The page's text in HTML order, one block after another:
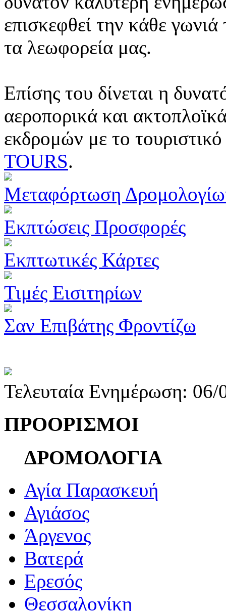
επισκεφθεί την κάθε
τα λεωφορεία μας.
Επίσης του δίνεται η
αεροπορικά και
εκδρομών με το
TOURS.
Μεταφόρτωση
Εκπτώσεις Προσφορές
Εκπτωτικές Κάρτες
Τιμές Εισιτηρίων
Σαν Επιβάτης Φροντίζω
Τελευταία Ενημέρωση:
ΠΡΟΟΡΙΣΜΟΙ
ΔΡΟΜΟΛΟΓΙΑ
Αγία Παρασκευή
Αγιάσος
Άργενος
Βατερά
Ερεσός
Θεσσαλονίκη